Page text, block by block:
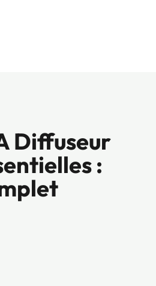
Diffuseur
: